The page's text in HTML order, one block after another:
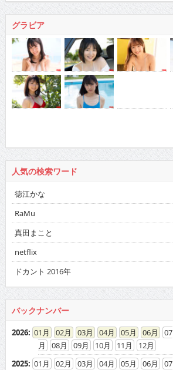
グラビア
人気の検索ワード
徳江かな
RaMu
真田まこと
netflix
ドカント 2016年
バックナンバー
2026: 01 02 03 04 05 06
07
08
09 10 11
12
2025: 01 02 03 04 05 06
07